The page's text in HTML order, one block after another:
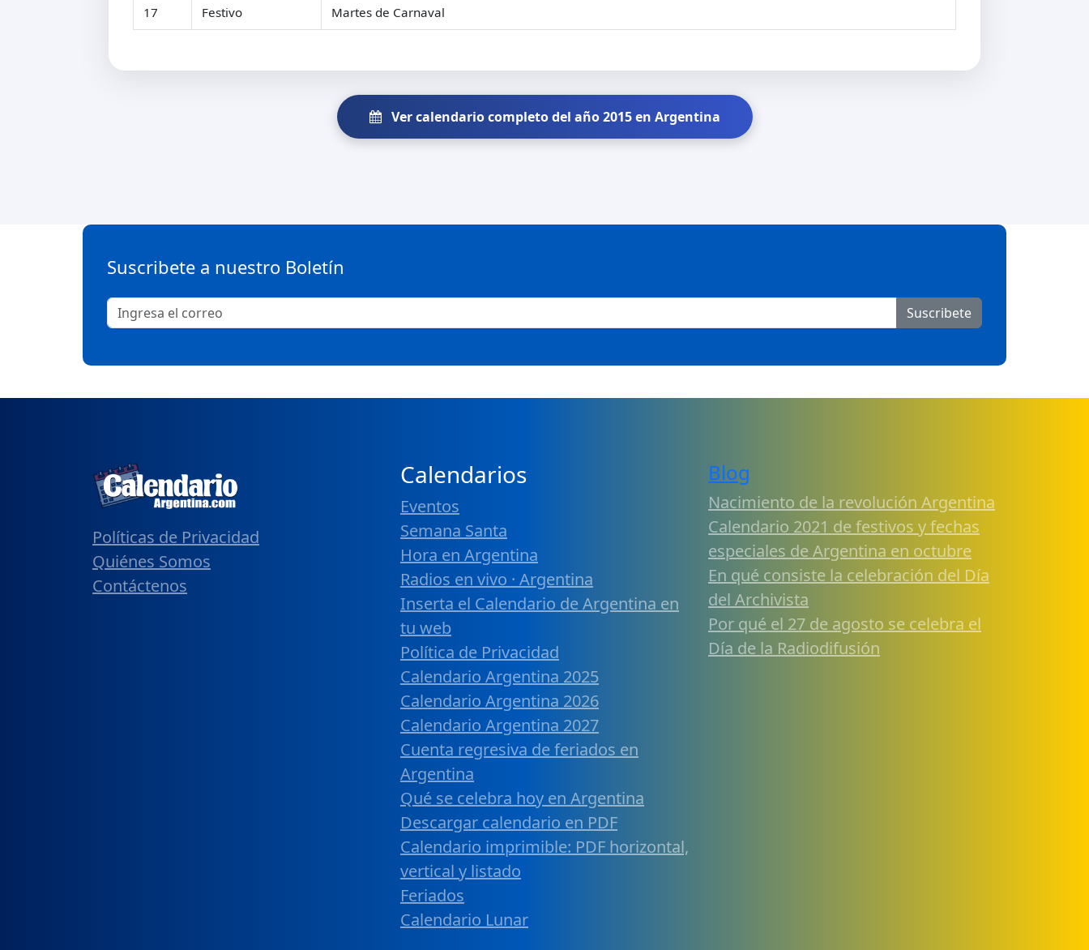
17 Festivo Martes de Carnaval
Ver calendario completo del año 2015 en Argentina
Suscribete a nuestro Boletín
Suscribete
Políticas de Privacidad
Quiénes Somos
Contáctenos
Calendarios
Eventos
Semana Santa
Hora en Argentina
Radios en vivo · Argentina
Inserta el Calendario de Argentina en
tu web
Política de Privacidad
Calendario Argentina 2025
Calendario Argentina 2026
Calendario Argentina 2027
Cuenta regresiva de feriados en
Argentina
Qué se celebra hoy en Argentina
Descargar calendario en PDF
Calendario imprimible: PDF horizontal,
vertical y listado
Feriados
Calendario Lunar
Blog
Nacimiento de la revolución Argentina
Calendario 2021 de festivos y fechas
especiales de Argentina en octubre
En qué consiste la celebración del Día
del Archivista
Por qué el 27 de agosto se celebra el
Día de la Radiodifusión